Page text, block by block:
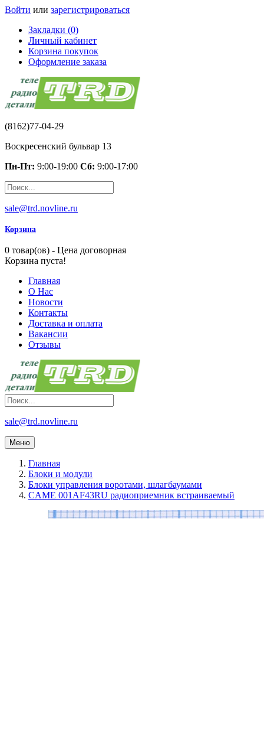
Войти или зарегистрироваться
Закладки (0)
Личный кабинет
Корзина покупок
Оформление заказа
(8162)77-04-29
Воскресенский бульвар 13
Пн-Пт: 9:00-19:00 Сб: 9:00-17:00
sale@trd.novline.ru
Корзина
0 товар(ов) - Цена договорная
Корзина пуста!
Главная
О Нас
Новости
Контакты
Доставка и оплата
Вакансии
Отзывы
sale@trd.novline.ru
Меню
Главная
Блоки и модули
Блоки управления воротами, шлагбаумами
CAME 001AF43RU радиоприемник встраиваемый